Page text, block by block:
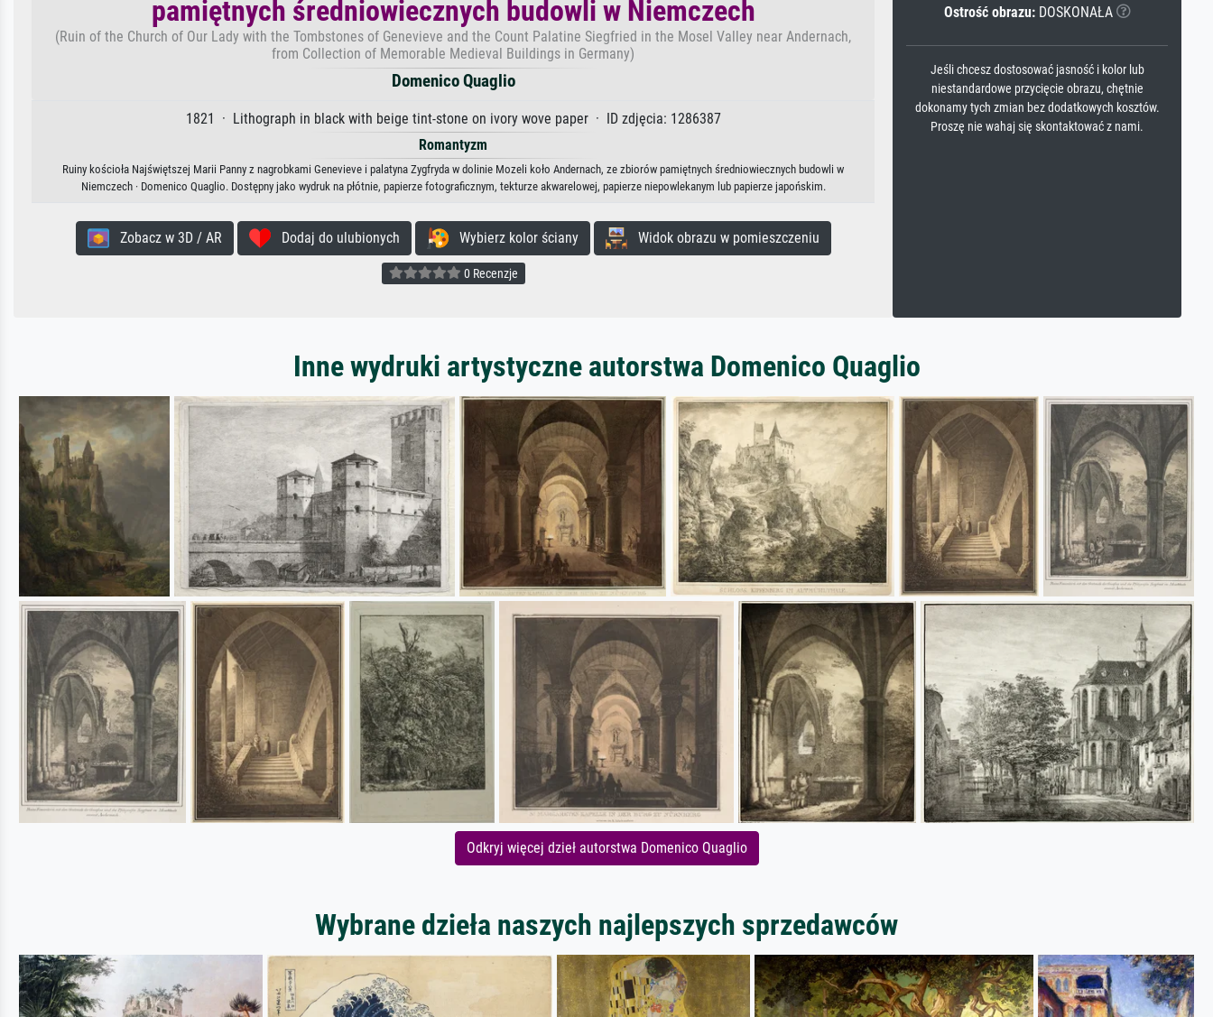
pamiętnych średniowiecznych budowli w Niemczech
(Ruin of the Church of Our Lady with the Tombstones of Genevieve and the Count Palatine Siegfried in the Mosel Valley near Andernach,
from Collection of Memorable Medieval Buildings in Germany)
Domenico Quaglio
1821 · Lithograph in black with beige tint-stone on ivory wove paper · ID zdjęcia: 1286387
Romantyzm
Ruiny kościoła Najświętszej Marii Panny z nagrobkami Genevieve i palatyna Zygfryda w dolinie Mozeli koło Andernach, ze zbiorów pamiętnych średniowiecznych budowli w
Niemczech · Domenico Quaglio. Dostępny jako wydruk na płótnie, papierze fotograficznym, tekturze akwarelowej, papierze niepowlekanym lub papierze japońskim.
Zobacz w 3D / AR Dodaj do ulubionych Wybierz kolor ściany Widok obrazu w pomieszczeniu
0 Recenzje
Ostrość obrazu:DOSKONAŁA
Jeśli chcesz dostosować jasność i kolor lub
niestandardowe przycięcie obrazu, chętnie
dokonamy tych zmian bez dodatkowych kosztów.
Proszę nie wahaj się skontaktować z nami.
Inne wydruki artystyczne autorstwa Domenico Quaglio
Odkryj więcej dzieł autorstwa Domenico Quaglio
Wybrane dzieła naszych najlepszych sprzedawców